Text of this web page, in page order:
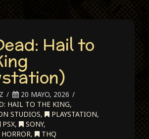
Hail to
20 MAYO, 2026
HAIL TO THE KING,
STUDIOS, PLAYSTATION,
PSX, SONY,
, THQ